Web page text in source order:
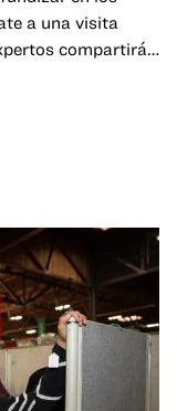
a una visita
compartirán
OMCA.